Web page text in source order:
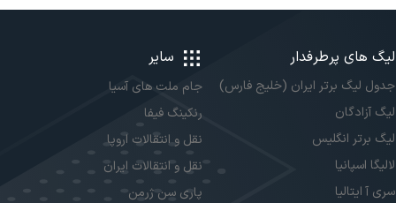
لیگ های پرطرفدار
جدول لیگ برتر ایران (خلیج فارس)
لیگ آزادگان
لیگ برتر انگلیس
لالیگا اسپانیا
سری آ ایتالیا
سایر
جام ملت های آسیا
رنکینگ فیفا
نقل و انتقالات اروپا
نقل و انتقالات ایران
پاری سن ژرمن